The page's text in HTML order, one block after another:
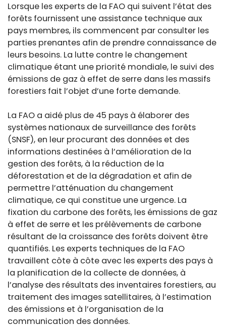
Lorsque les experts de la FAO qui suivent l’état des
forêts fournissent une assistance technique aux
pays membres, ils commencent par consulter les
parties prenantes afin de prendre connaissance de
leurs besoins. La lutte contre le changement
climatique étant une priorité mondiale, le suivi des
émissions de gaz à effet de serre dans les massifs
forestiers fait l’objet d’une forte demande.
La FAO a aidé plus de 45 pays à élaborer des
systèmes nationaux de surveillance des forêts
(SNSF), en leur procurant des données et des
informations destinées à l’amélioration de la
gestion des forêts, à la réduction de la
déforestation et de la dégradation et afin de
permettre l’atténuation du changement
climatique, ce qui constitue une urgence. La
fixation du carbone des forêts, les émissions de gaz
à effet de serre et les prélèvements de carbone
résultant de la croissance des forêts doivent être
quantifiés. Les experts techniques de la FAO
travaillent côte à côte avec les experts des pays à
la planification de la collecte de données, à
l’analyse des résultats des inventaires forestiers, au
traitement des images satellitaires, à l’estimation
des émissions et à l’organisation de la
communication des données.